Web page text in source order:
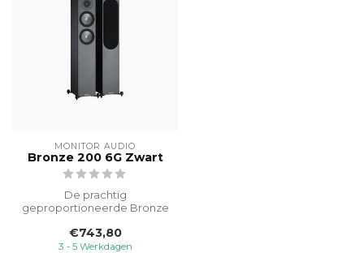
MONITOR AUDIO
Bronze 200 6G Zwart
De prachtig
geproportioneerde Bronze
luidsprekers leveren een v...
€743,80
3 - 5 Werkdagen